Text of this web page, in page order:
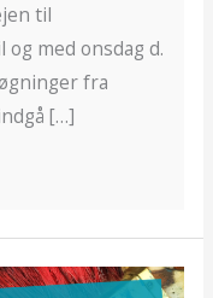
til
med onsdag d.
fra
[…]